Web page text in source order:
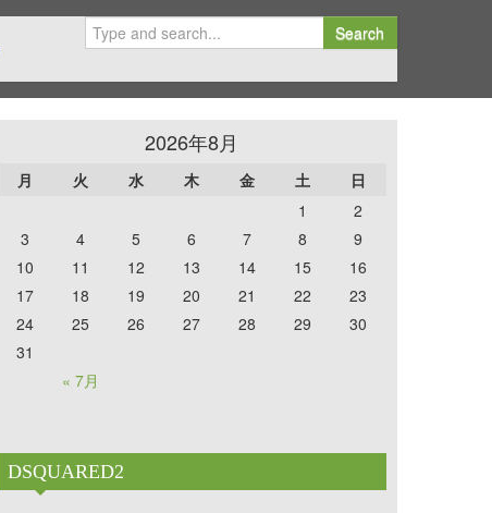
Search
2026年8月
月 火 水 木 金 土 日
« 7月
1
2
3
4 5 6 7 8
9
10
11 12 13 14 15
16
17
18 19 20 21 22
23
24
25 26 27 28 29
30
31
DSQUARED2